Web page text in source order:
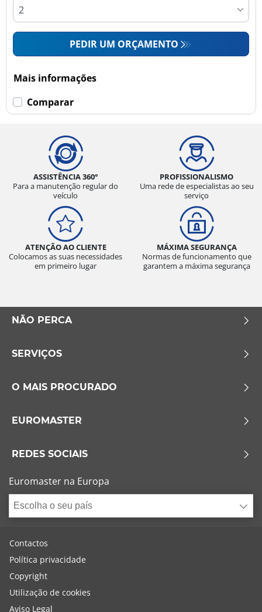
PEDIR UM ORÇAMENTO
Mais informações
Comparar
ASSISTÊNCIA 360°
Para a manutenção regular do
veículo
PROFISSIONALISMO
Uma rede de especialistas ao seu
serviço
ATENÇÃO AO CLIENTE
Colocamos as suas necessidades
em primeiro lugar
MÁXIMA SEGURANÇA
Normas de funcionamento que
garantem a máxima segurança
NÃO PERCA
SERVIÇOS
O MAIS PROCURADO
EUROMASTER
REDES SOCIAIS
Euromaster na Europa
Escolha o seu país
Contactos
Política privacidade
Copyright
Utilização de cookies
Aviso Legal